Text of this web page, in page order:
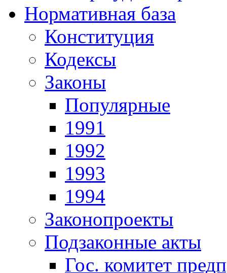
Нормативная база
Конституция
Кодексы
Законы
Популярные
1991
1992
1993
1994
Законопроекты
Подзаконные акты
Гос. комитет